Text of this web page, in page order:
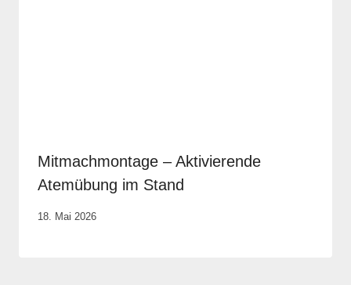
Mitmachmontage – Aktivierende
Atemübung im Stand
Von
18. Mai 2026